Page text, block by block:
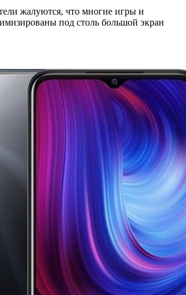
жалуются, что многие игры и
под столь большой экран